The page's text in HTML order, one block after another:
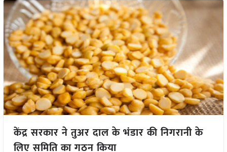
केंद्र सरकार ने तुअर दाल के भंडार की निगरानी के
लिए समिति का गठन किया